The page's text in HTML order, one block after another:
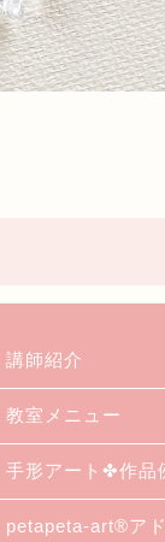
講師紹介
教室メニュー
手形アート✤作品
petapeta-art®ア